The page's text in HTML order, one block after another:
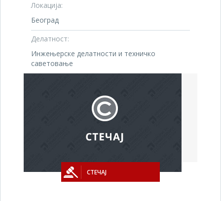
Локација:
Београд
Делатност:
Инжењерске делатности и техничко
саветовање
СТЕЧАЈ